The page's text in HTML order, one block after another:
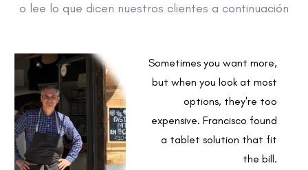
o lee lo que dicen nuestros clientes a continuación
Sometimes you want more,
but when you look at most
options, they're too
expensive. Francisco found
a tablet solution that fit
the bill.